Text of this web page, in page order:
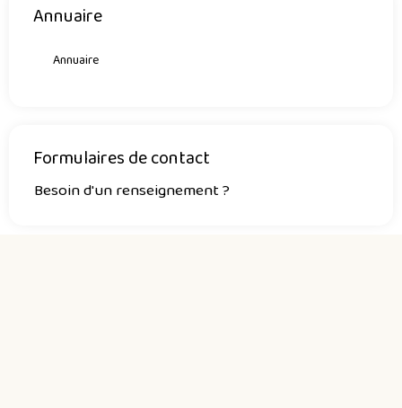
Annuaire
Annuaire
Formulaires de contact
Besoin d'un renseignement ?